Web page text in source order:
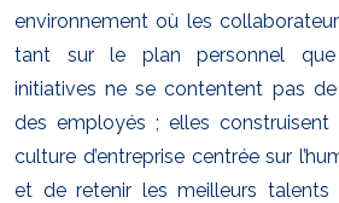
environnement où les
tant sur le plan personnel que
initiatives ne se contentent pas
des employés ; elles construisent
culture d’entreprise centrée sur
et de retenir les meilleurs